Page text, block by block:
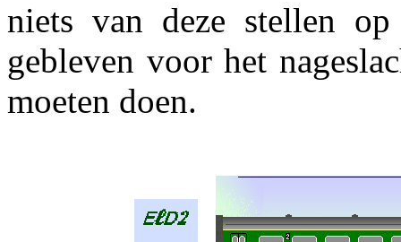
niets van deze stellen
gebleven voor het
moeten doen.